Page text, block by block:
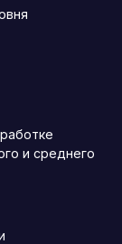
и среднего